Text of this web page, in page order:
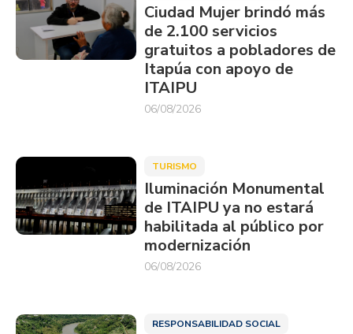
Ciudad Mujer brindó más
de 2.100 servicios
gratuitos a pobladores de
Itapúa con apoyo de
ITAIPU
06/08/2026
TURISMO
Iluminación Monumental
de ITAIPU ya no estará
habilitada al público por
modernización
06/08/2026
RESPONSABILIDAD SOCIAL